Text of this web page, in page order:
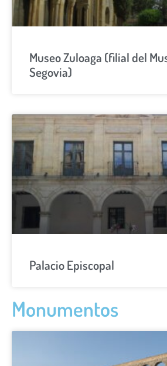
Museo Zuloaga (filial del
Segovia)
Palacio Episcopal
Monumentos